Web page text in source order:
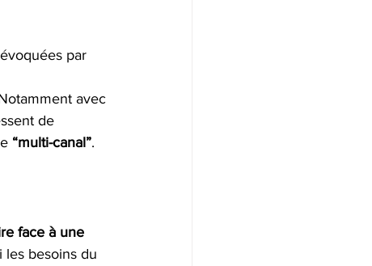
par
avec
de
“multi-canal”.
face à une
les besoins du